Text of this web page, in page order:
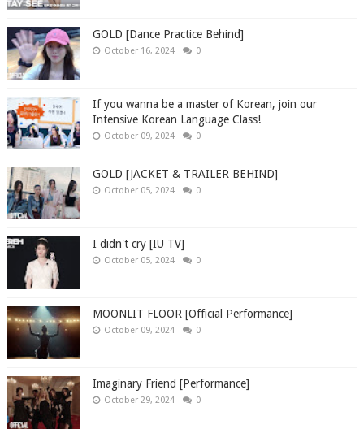
GOLD [Dance Practice Behind]
October 16, 2024 0
If you wanna be a master of Korean, join our
Intensive Korean Language Class!
October 09, 2024 0
GOLD [JACKET & TRAILER BEHIND]
October 05, 2024 0
I didn't cry [IU TV]
October 05, 2024 0
MOONLIT FLOOR [Official Performance]
October 09, 2024 0
Imaginary Friend [Performance]
October 29, 2024 0